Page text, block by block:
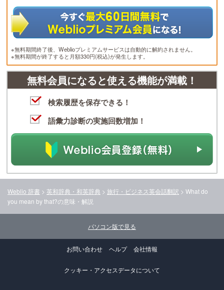
※無料期間終了後、Weblioプレミアムサービスは自動的に解約されません。
※無料期間が終了すると月額330円(税込)が発生します。
無料会員になると使える機能が満載！
検索履歴を保存できる！
語彙力診断の実施回数増加！
Weblio 辞書 > 英和辞典・和英辞典 > 旅行・ビジネス英会話翻訳 > What do
you mean by that?の意味・解説
パソコン版で見る
お問い合わせ ヘルプ 会社情報
クッキー・アクセスデータについて